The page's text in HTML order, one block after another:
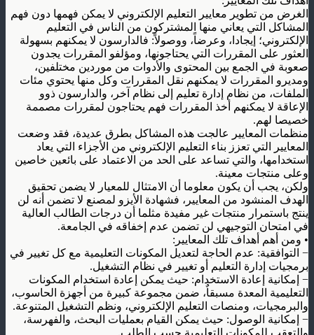
الغرض من تطوير معايير التعليم الإلكتروني لا يمكن فهمها دون فهم
المشاكل التي يعاني منها المشتركون من الناس في التعليم
الإلكتروني؛ إيجادا، وعرضاً، ووصولاً: فالدارسون لا يمكنهم بسهولة
العثور على المقررات التي يحتاجونها، ومؤلفو المقررات يجدون
صعوبة في الجمع بين المحتوى والأدوات من موردين مختلفين،
ومديرو المقررات لا يمكنهم نقل المقررات وكل منها يحتوي مئات
الملفات، من نظام إدارة تعليم إلى نظام آخر، والدارسون ذوو
الإعاقة لا يمكنهم أخذ المقررات فهم يحتاجون لمقررات مصممة
خصيصا لهم.
منظمات المعايير عالجت هذه المشاكل بطرق عديدة، فقد وضعت
المعايير التي تعزز بناء التعليم الإلكتروني من الأجزاء التي يعاد
استخدامها، والتي تساعد على الحد من الاعتماد على بائعين خاصين
وعلى منتجات معينة.
ولكن، يجب أن يكون معلوما أن الامتثال للمعيار لا يضمن تحقيق
الهدف المنشود من المعايير، فشهادة الأيزو لمصنع لا تضمن أنه لن
ينتج باستمرار منتجات غير مفيدة مثلما أن درجات الطالب العالية
في امتحان التوجيهي لن تضمن عدم إخفاقه في الجامعة.
• ومن أهم أهداف تلك المعايير :
− التوافقية: عدم الحاجة لتعديل المكونات التعليمية مع كل تغيير في
برمجيات إدارة التعليم أو تغيير في نظام التشغيل.
− إمكانية إعادة الاستخدام: حيث يمكن إعادة استخدام المكونات
التعليمية المعدة مسبقاٌ، ضمن مجموعة كبيرة من أجهزة الحاسوب،
والبرمجيات، ومنصات التعليم الإلكتروني، ونظم التشغيل المتنوعة.
− إمكانية الوصول: حيث يمكن القيام بعمليات البحث، والفهرسة،
والتعقب للمكونات التعليمية حسب الطلب.